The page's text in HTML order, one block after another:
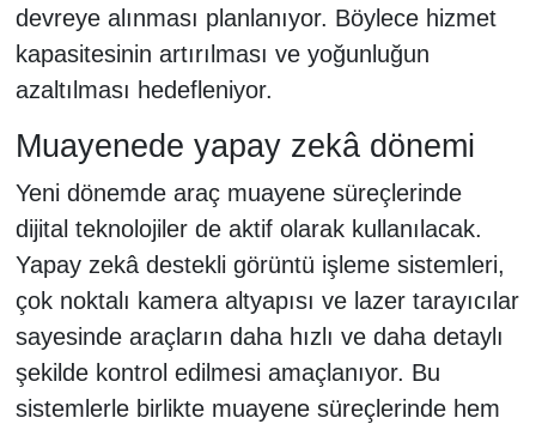
devreye alınması planlanıyor. Böylece hizmet
kapasitesinin artırılması ve yoğunluğun
azaltılması hedefleniyor.
Muayenede yapay zekâ dönemi
Yeni dönemde araç muayene süreçlerinde
dijital teknolojiler de aktif olarak kullanılacak.
Yapay zekâ destekli görüntü işleme sistemleri,
çok noktalı kamera altyapısı ve lazer tarayıcılar
sayesinde araçların daha hızlı ve daha detaylı
şekilde kontrol edilmesi amaçlanıyor. Bu
sistemlerle birlikte muayene süreçlerinde hem